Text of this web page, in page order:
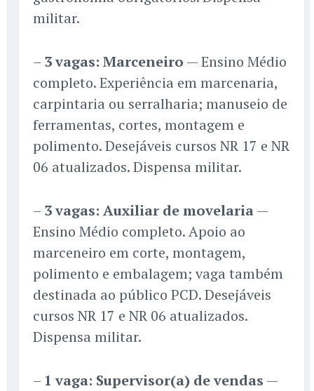
militar.
– 3 vagas: Marceneiro — Ensino Médio
completo. Experiência em marcenaria,
carpintaria ou serralharia; manuseio de
ferramentas, cortes, montagem e
polimento. Desejáveis cursos NR 17 e NR
06 atualizados. Dispensa militar.
– 3 vagas: Auxiliar de movelaria—
Ensino Médio completo. Apoio ao
marceneiro em corte, montagem,
polimento e embalagem; vaga também
destinada ao público PCD. Desejáveis
cursos NR 17 e NR 06 atualizados.
Dispensa militar.
– 1 vaga: Supervisor(a) de vendas —